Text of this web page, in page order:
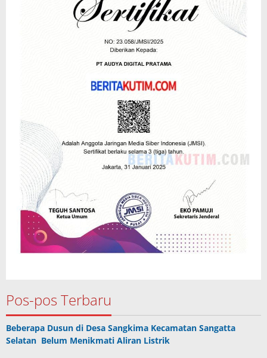
Pos-pos Terbaru
Beberapa Dusun di Desa Sangkima Kecamatan Sangatta
Selatan Belum Menikmati Aliran Listrik